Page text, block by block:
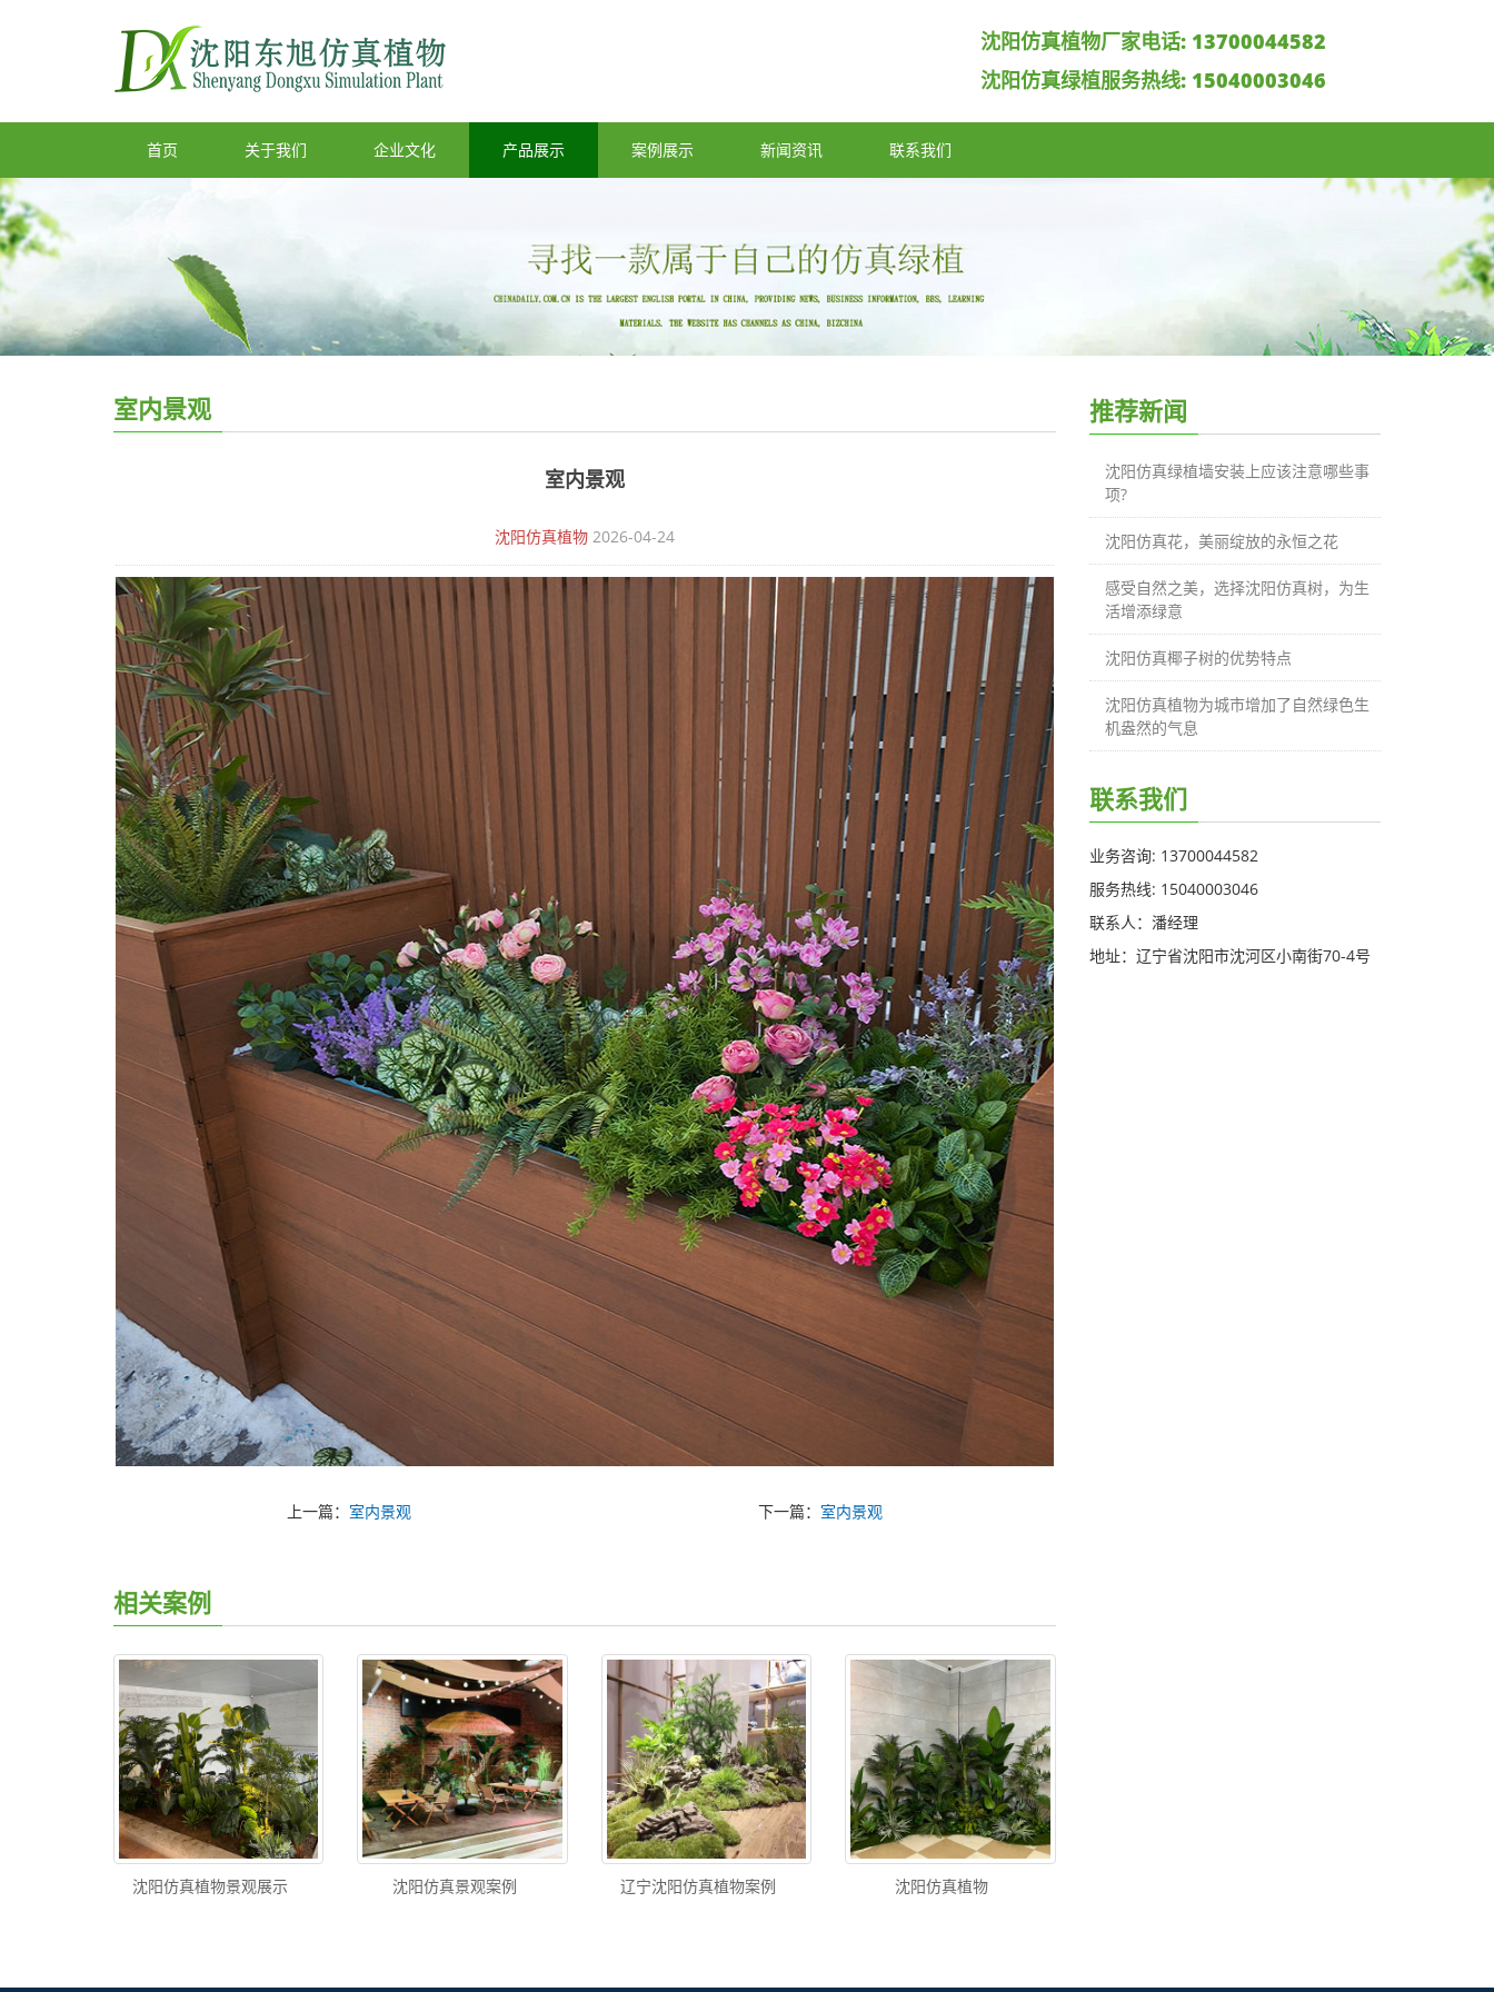
沈阳仿真植物厂家电话:
沈阳仿真绿植服务热线:
13700044582
15040003046
首页 关于我们 企业文化 产品展示 案例展示 新闻资讯 联系我们
室内景观
室内景观
沈阳仿真植物2026-04-24
上一篇： 室内景观 下一篇： 室内景观
相关案例
沈阳仿真植物景观展示 沈阳仿真景观案例 辽宁沈阳仿真植物案例 沈阳仿真植物
推荐新闻
沈阳仿真绿植墙安装上应该注意哪些事
项?
沈阳仿真花，美丽绽放的永恒之花
感受自然之美，选择沈阳仿真树，为生
活增添绿意
沈阳仿真椰子树的优势特点
沈阳仿真植物为城市增加了自然绿色生
机盎然的气息
联系我们
业务咨询: 13700044582
服务热线: 15040003046
联系人：潘经理
地址：辽宁省沈阳市沈河区小南街70-4号